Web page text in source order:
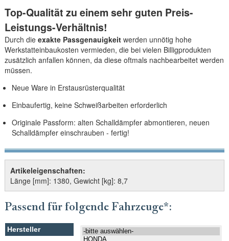
Top-Qualität zu einem sehr guten Preis-
Leistungs-Verhältnis!
Durch die exakte Passgenauigkeitwerden unnötig hohe
Werkstatteinbaukosten vermieden, die bei vielen Billigprodukten
zusätzlich anfallen können, da diese oftmals nachbearbeitet werden
müssen.
Neue Ware in Erstausrüsterqualität
Einbaufertig, keine Schweißarbeiten erforderlich
Originale Passform: alten Schalldämpfer abmontieren, neuen
Schalldämpfer einschrauben - fertig!
Artikeleigenschaften:
Länge [mm]: 1380, Gewicht [kg]: 8,7
Passend für folgende Fahrzeuge*: